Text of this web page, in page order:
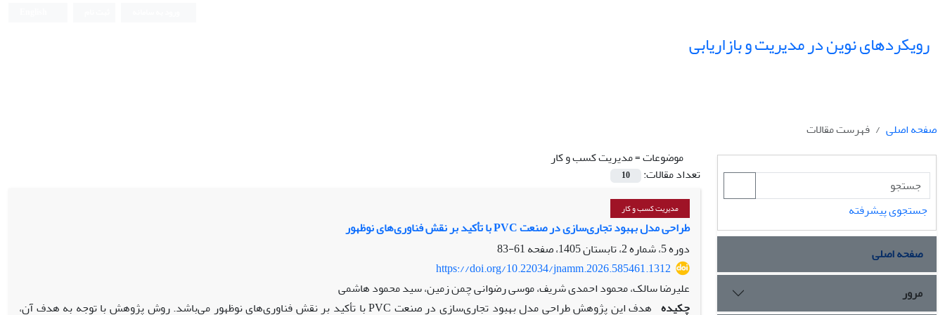
رویکردهای نوین در مدیریت و بازاریابی
صفحه اصلی
فهرست مقالات
موضوعات =مدیریت کسب و کار
تعداد مقالات:
10
مدیریت کسب و کار
طراحی مدل بهبود تجاری‌سازی در صنعت PVC با تأکید بر نقش فناوری‌های نوظهور
دوره 5، شماره 2، تابستان 1405، صفحه
61-83
https://doi.org/10.22034/jnamm.2026.585461.1312
علیرضا سالک، محمود احمدی شریف، موسی رضوانی چمن زمین، سید محمود هاشمی
چکیده
هدف این پژوهش طراحی مدل بهبود تجاری‌سازی در صنعت PVC با تأکید بر نقش فناوری‌های نوظهور می‌باشد. روش پژوهش با توجه به هدف آن،
جستجوی پیشرفته
صفحه اصلی
مرور